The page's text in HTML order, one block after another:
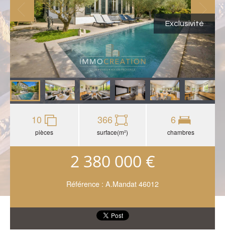
Exclusivité
10
pièces
366
surface(m²)
6
chambres
2 380 000 €
Référence : A.Mandat 46012